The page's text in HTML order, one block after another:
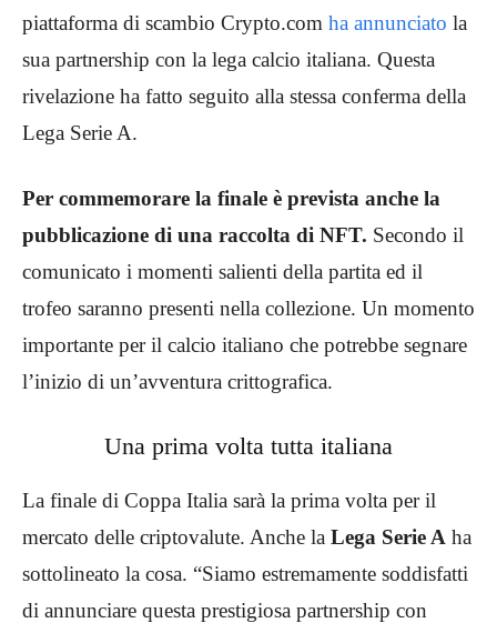
piattaforma di scambio Crypto.com ha annunciato la
sua partnership con la lega calcio italiana. Questa
rivelazione ha fatto seguito alla stessa conferma della
Lega Serie A.
Per commemorare la finale è prevista anche la
pubblicazione di una raccolta di NFT. Secondo il
comunicato i momenti salienti della partita ed il
trofeo saranno presenti nella collezione. Un momento
importante per il calcio italiano che potrebbe segnare
l’inizio di un’avventura crittografica.
Una prima volta tutta italiana
La finale di Coppa Italia sarà la prima volta per il
mercato delle criptovalute. Anche la Lega Serie A ha
sottolineato la cosa. “Siamo estremamente soddisfatti
di annunciare questa prestigiosa partnership con